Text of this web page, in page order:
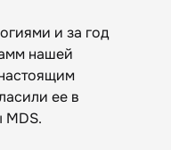
и за год
нашей
ее в
MDS.